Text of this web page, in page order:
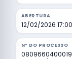
ABERTURA
12/02/2026 17:00
Nº DO PROCESSO